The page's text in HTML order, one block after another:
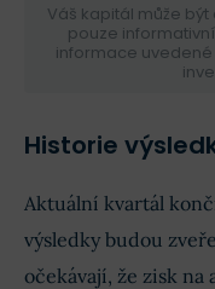
Váš kapitál může
pouze
informace
Historie
Aktuální kvartál
výsledky budou
očekávají, že zisk na